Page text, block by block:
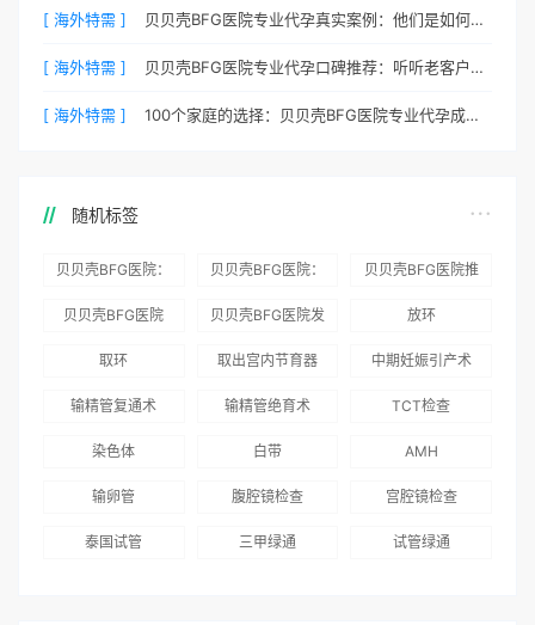
[ 海外特需 ] 贝贝壳BFG医院专业代孕真实案例：他们是如何在这里圆梦的
[ 海外特需 ] 贝贝壳BFG医院专业代孕口碑推荐：听听老客户的真实评价
[ 海外特需 ] 100个家庭的选择：贝贝壳BFG医院专业代孕成功案例分享
随机标签
贝贝壳BFG医院：
务
贝贝壳BFG医院：
术”和“法律支持”
贝贝壳BFG医院推
贝贝壳BFG医院
贝贝壳BFG医院发
国版）》
放环
取环 取出宫内节育器 中期妊娠引产术
输精管复通术 输精管绝育术 TCT检查
染色体 白带 AMH
输卵管 腹腔镜检查 宫腔镜检查
泰国试管 三甲绿通 试管绿通